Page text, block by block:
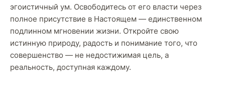
эгоистичный ум. Освободитесь от его власти через
полное присутствие в Настоящем — единственном
подлинном мгновении жизни. Откройте свою
истинную природу, радость и понимание того, что
совершенство — не недостижимая цель, а
реальность, доступная каждому.